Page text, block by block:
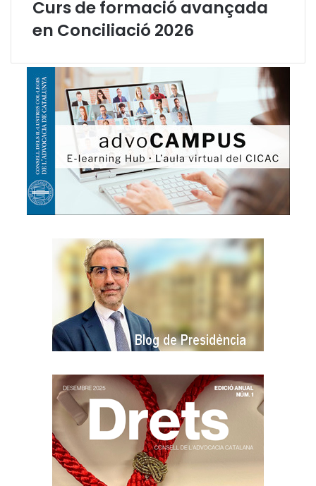
a
v
c
a
c
i
a
Curs de formació avançada
en Conciliació 2026